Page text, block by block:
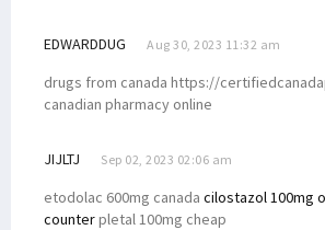
EDWARDDUG Aug 30, 2023 11:32 am
drugs from canada https://
canadian pharmacy online
JIJLTJ Sep 02, 2023 02:06 am
etodolac 600mg canada cilostazol 100mg
counterpletal 100mg cheap